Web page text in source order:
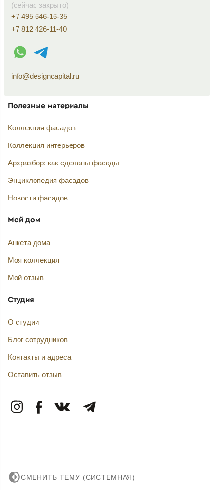
(сейчас закрыто)
+7 495 646-16-35
+7 812 426-11-40
WhatsApp контакт
Telegram контакт
info@designcapital.ru
Полезные материалы
Коллекция фасадов
Коллекция интерьеров
Архразбор: как сделаны фасады
Энциклопедия фасадов
Новости фасадов
Мой дом
Анкета дома
Моя коллекция
Мой отзыв
Студия
О студии
Блог сотрудников
Контакты и адреса
Оставить отзыв
СМЕНИТЬ ТЕМУ (СИСТЕМНАЯ)